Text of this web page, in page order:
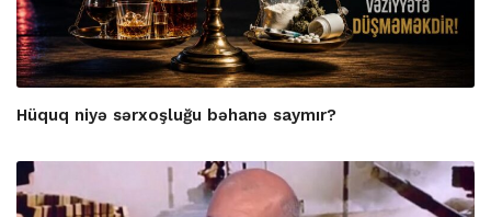
Hüquq niyə sərxoşluğu bəhanə saymır?